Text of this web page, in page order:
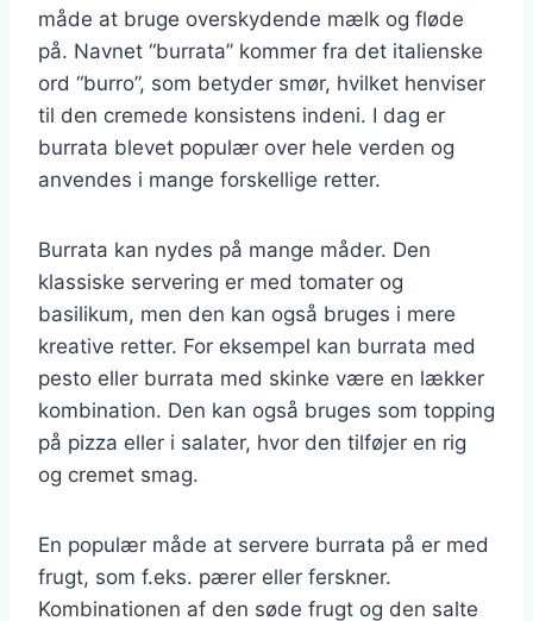
måde at bruge overskydende mælk og fløde
på. Navnet “burrata” kommer fra det italienske
ord “burro”, som betyder smør, hvilket henviser
til den cremede konsistens indeni. I dag er
burrata blevet populær over hele verden og
anvendes i mange forskellige retter.
Burrata kan nydes på mange måder. Den
klassiske servering er med tomater og
basilikum, men den kan også bruges i mere
kreative retter. For eksempel kan burrata med
pesto eller burrata med skinke være en lækker
kombination. Den kan også bruges som topping
på pizza eller i salater, hvor den tilføjer en rig
og cremet smag.
En populær måde at servere burrata på er med
frugt, som f.eks. pærer eller ferskner.
Kombinationen af den søde frugt og den salte